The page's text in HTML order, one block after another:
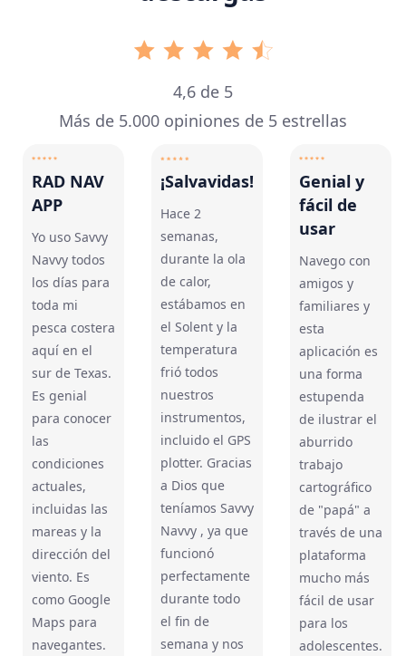
4,6 de 5
Más de 5.000 opiniones de 5 estrellas
RAD NAV
APP
Yo uso Savvy
Navvy todos
los días para
toda mi
pesca costera
aquí en el
sur de Texas.
Es genial
para conocer
las
condiciones
actuales,
incluidas las
mareas y la
dirección del
viento. Es
como Google
Maps para
navegantes.
¡Salvavidas!
Hace 2
semanas,
durante la ola
de calor,
estábamos en
el Solent y la
temperatura
frió todos
nuestros
instrumentos,
incluido el GPS
plotter. Gracias
a Dios que
teníamos Savvy
Navvy , ya que
funcionó
perfectamente
durante todo
el fin de
semana y nos
Genial y
fácil de
usar
Navego con
amigos y
familiares y
esta
aplicación es
una forma
estupenda
de ilustrar el
aburrido
trabajo
cartográfico
de "papá" a
través de una
plataforma
mucho más
fácil de usar
para los
adolescentes.